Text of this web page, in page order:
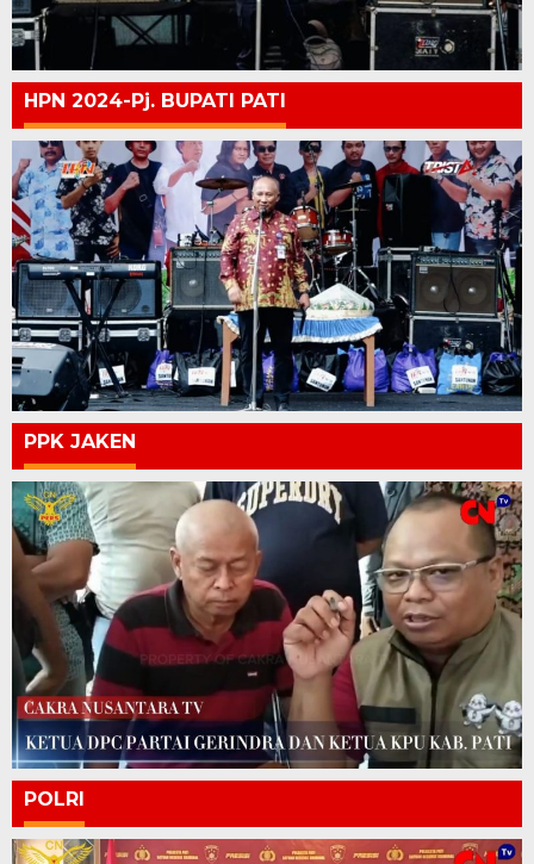
HPN 2024-Pj. BUPATI PATI
PPK JAKEN
POLRI